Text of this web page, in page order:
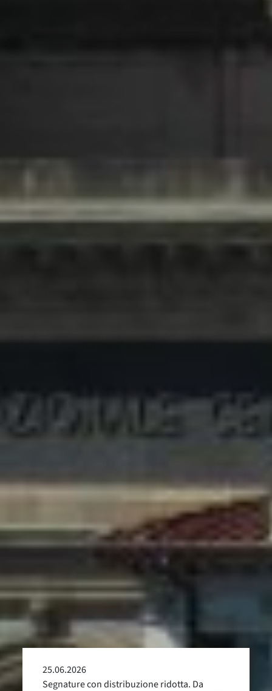
25.06.2026
Segnature con distribuzione ridotta. Da